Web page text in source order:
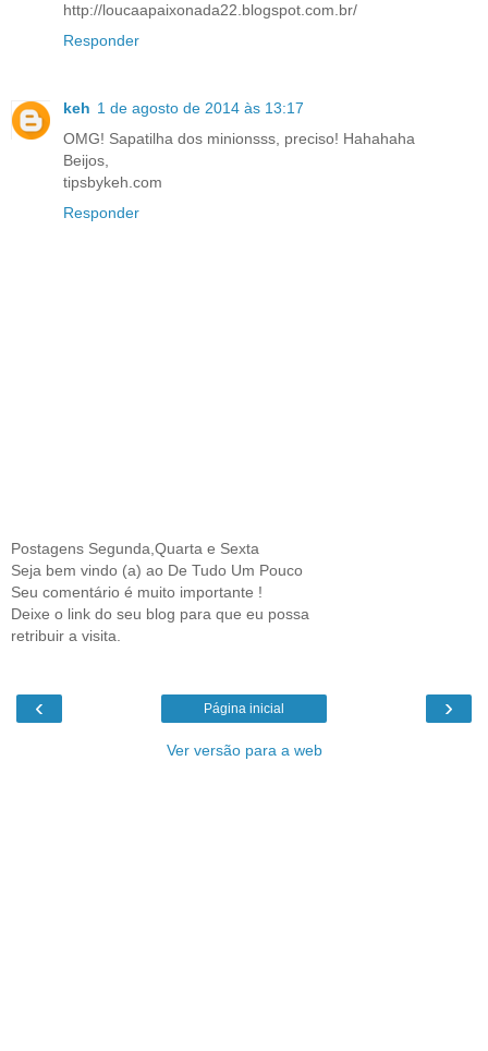
http://loucaapaixonada22.blogspot.com.br/
Responder
keh 1 de agosto de 2014 às 13:17
OMG! Sapatilha dos minionsss, preciso! Hahahaha
Beijos,
tipsbykeh.com
Responder
Postagens Segunda,Quarta e Sexta
Seja bem vindo (a) ao De Tudo Um Pouco
Seu comentário é muito importante !
Deixe o link do seu blog para que eu possa
retribuir a visita.
‹ ›
Página inicial
Ver versão para a web